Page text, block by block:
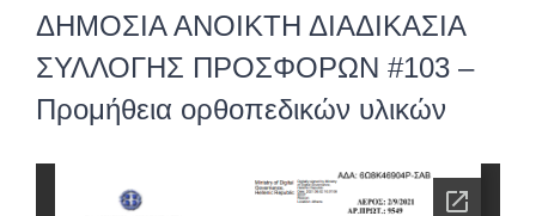
ΔΗΜΟΣΙΑ ΑΝΟΙΚΤΗ ΔΙΑΔΙΚΑΣΙΑ
ΣΥΛΛΟΓΗΣ ΠΡΟΣΦΟΡΩΝ #103 –
Προμήθεια ορθοπεδικών υλικών